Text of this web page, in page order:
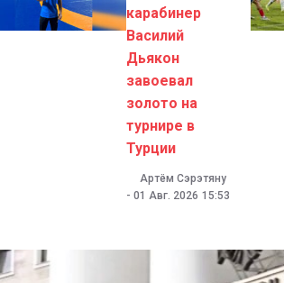
карабинер
Василий
Дьякон
завоевал
золото на
турнире в
Турции
Артём Сэрэтяну
- 01 Авг. 2026 15:53